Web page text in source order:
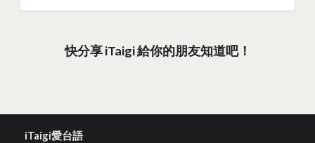
快分享 iTaigi 給你的朋友知道吧！
iTaigi愛台語